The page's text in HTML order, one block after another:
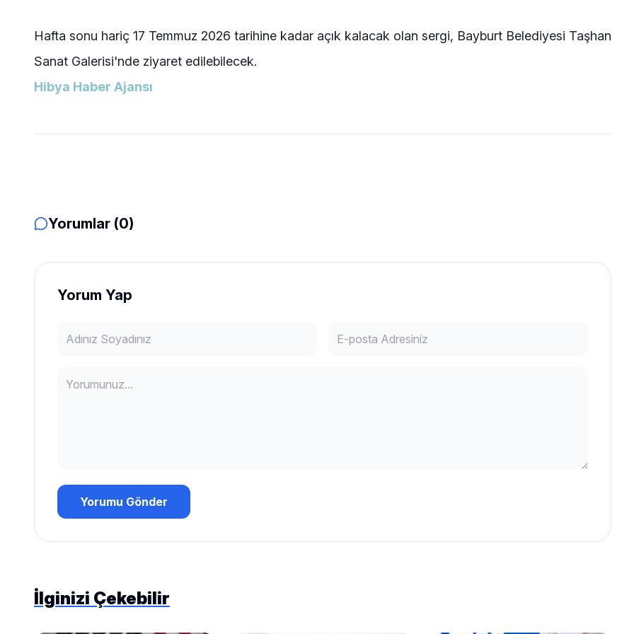
Hafta sonu hariç 17 Temmuz 2026 tarihine kadar açık kalacak olan sergi, Bayburt Belediyesi Taşhan
Sanat Galerisi'nde ziyaret edilebilecek.
Hibya Haber Ajansı
Yorumlar (0)
Yorum Yap
Yorumu Gönder
İlginizi Çekebilir